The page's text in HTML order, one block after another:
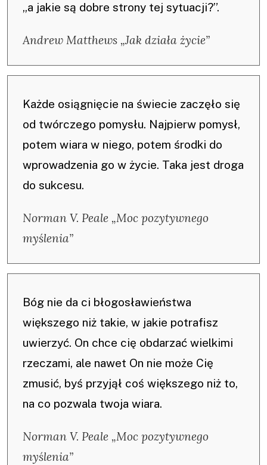
„a jakie są dobre strony tej sytuacji?”.
Andrew Matthews „Jak działa życie”
Każde osiągnięcie na świecie zaczęło się
od twórczego pomysłu. Najpierw pomysł,
potem wiara w niego, potem środki do
wprowadzenia go w życie. Taka jest droga
do sukcesu.
Norman V. Peale „Moc pozytywnego
myślenia”
Bóg nie da ci błogosławieństwa
większego niż takie, w jakie potrafisz
uwierzyć. On chce cię obdarzać wielkimi
rzeczami, ale nawet On nie może Cię
zmusić, byś przyjął coś większego niż to,
na co pozwala twoja wiara.
Norman V. Peale „Moc pozytywnego
myślenia”